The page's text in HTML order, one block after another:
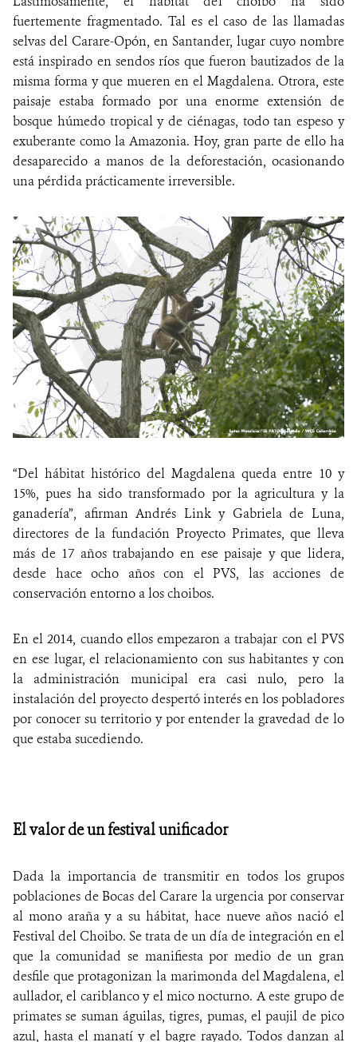
fuertemente fragmentado. Tal es el caso de las llamadas
selvas del Carare-Opón, en Santander, lugar cuyo nombre
está inspirado en sendos ríos que fueron bautizados de la
misma forma y que mueren en el Magdalena. Otrora, este
paisaje estaba formado por una enorme extensión de
bosque húmedo tropical y de ciénagas, todo tan espeso y
exuberante como la Amazonia. Hoy, gran parte de ello ha
desaparecido a manos de la deforestación, ocasionando
una pérdida prácticamente irreversible.
“Del hábitat histórico del Magdalena queda entre 10 y
15%, pues ha sido transformado por la agricultura y la
ganadería”, afirman Andrés Link y Gabriela de Luna,
directores de la fundación Proyecto Primates, que lleva
más de 17 años trabajando en ese paisaje y que lidera,
desde hace ocho años con el PVS, las acciones de
conservación entorno a los choibos.
En el 2014, cuando ellos empezaron a trabajar con el PVS
en ese lugar, el relacionamiento con sus habitantes y con
la administración municipal era casi nulo, pero la
instalación del proyecto despertó interés en los pobladores
por conocer su territorio y por entender la gravedad de lo
que estaba sucediendo.
El valor de un festival unificador
Dada la importancia de transmitir en todos los grupos
poblaciones de Bocas del Carare la urgencia por conservar
al mono araña y a su hábitat, hace nueve años nació el
Festival del Choibo. Se trata de un día de integración en el
que la comunidad se manifiesta por medio de un gran
desfile que protagonizan la marimonda del Magdalena, el
aullador, el cariblanco y el mico nocturno. A este grupo de
primates se suman águilas, tigres, pumas, el paujil de pico
azul, hasta el manatí y el bagre rayado. Todos danzan al